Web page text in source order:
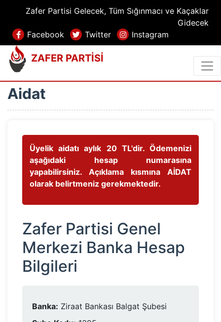
Zafer Partisi Gelecek, Tüm Sığınmacı ve Kaçaklar
Gidecek
Facebook
Twitter Instagram
ZAFER PARTİSİ
Aidat
Üyelik aidatı aylık 20 TL'dir. Ödemenizi
aşağıdaki hesap numarasına
yapabilirsiniz. Açıklama kısmına AİDAT
olarak belirtmeniz gerekmektedir.
Zafer Partisi Genel
Merkezi Banka Hesap
Bilgileri
Banka: Ziraat Bankası Balgat Şubesi